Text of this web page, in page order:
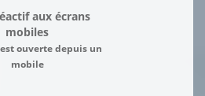
aux écrans
mobiles
ouverte depuis un
mobile